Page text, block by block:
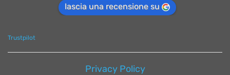
lascia una recensione su
Trustpilot
Privacy Policy